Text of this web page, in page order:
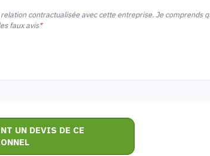
contractualisée avec cette entreprise. Je comprends
faux avis*
UN DEVIS DE CE